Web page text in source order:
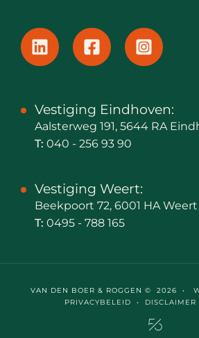
Vestiging Eindhoven:
Aalsterweg 191, 5644 RA
T: 040 - 256 93 90
Vestiging Weert:
Beekpoort 72, 6001 HA Weert
T: 0495 - 788 165
VAN DEN BOER & ROGGEN © 2026 •
PRIVACYBELEID • DISCLAIMER